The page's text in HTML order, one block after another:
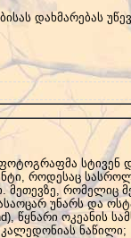
დახმარებას
სტივენ
როდესაც
მეთევზე, რომელიც
უნარს და
წყნარი ოკეანის
ნაწილი;